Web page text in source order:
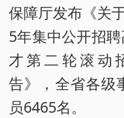
保障厅发布《关
5年集中公开招
才第二轮滚动
告》，全省各级
员6465名。